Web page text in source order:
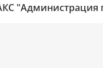
"Администрация